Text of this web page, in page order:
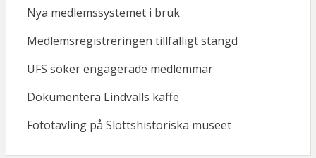
Nya medlemssystemet i bruk
Medlemsregistreringen tillfälligt stängd
UFS söker engagerade medlemmar
Dokumentera Lindvalls kaffe
Fototävling på Slottshistoriska museet